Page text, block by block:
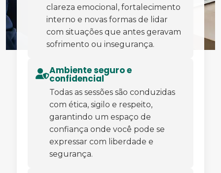
clareza emocional, fortalecimento
interno e novas formas de lidar
com situações que antes geravam
sofrimento ou insegurança.
Ambiente seguro e
confidencial
Todas as sessões são conduzidas
com ética, sigilo e respeito,
garantindo um espaço de
confiança onde você pode se
expressar com liberdade e
segurança.